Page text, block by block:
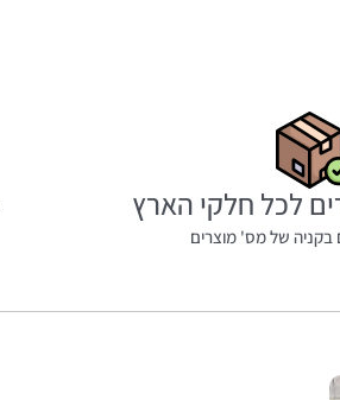
לכל חלקי הארץ
בקניה של מס' מוצרים